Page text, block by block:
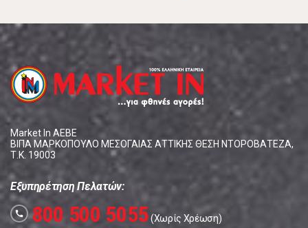
Market In ΑΕΒΕ
ΒΙΠΑ ΜΑΡΚΟΠΟΥΛΟ ΜΕΣΟΓΑΙΑΣ ΑΤΤΙΚΗΣ ΘΕΣΗ ΝΤΟΡΟΒΑΤΕΖΑ,
Τ.Κ. 19003
Εξυπηρέτηση Πελατών:
call 800 500 5055(Χωρίς Χρέωση)